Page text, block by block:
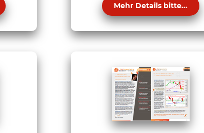
Mehr Details bitte...